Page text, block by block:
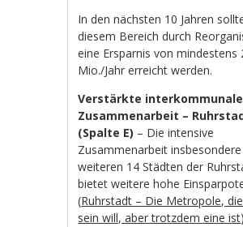
In den nächsten 10 Jahren
diesem Bereich durch
eine Ersparnis von mindestens
Mio./Jahr erreicht werden.
Verstärkte interkommunale
Zusammenarbeit –
(Spalte E) – Die intensive
Zusammenarbeit
weiteren 14 Städten der
bietet weitere hohe
(Ruhrstadt – Die Metropole,
sein will, aber trotzdem eine ist